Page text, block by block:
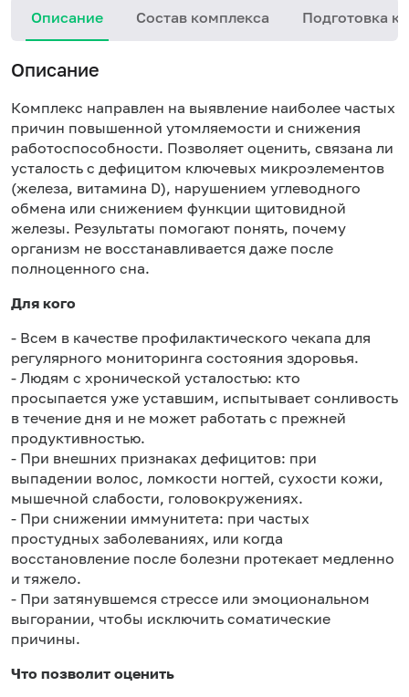
Описание Состав комплекса Подготовка к
Описание
Комплекс направлен на выявление наиболее частых
причин повышенной утомляемости и снижения
работоспособности. Позволяет оценить, связана ли
усталость с дефицитом ключевых микроэлементов
(железа, витамина D), нарушением углеводного
обмена или снижением функции щитовидной
железы. Результаты помогают понять, почему
организм не восстанавливается даже после
полноценного сна.
Для кого
- Всем в качестве профилактического чекапа для
регулярного мониторинга состояния здоровья.
- Людям с хронической усталостью: кто
просыпается уже уставшим, испытывает сонливость
в течение дня и не может работать с прежней
продуктивностью.
- При внешних признаках дефицитов: при
выпадении волос, ломкости ногтей, сухости кожи,
мышечной слабости, головокружениях.
- При снижении иммунитета: при частых
простудных заболеваниях, или когда
восстановление после болезни протекает медленно
и тяжело.
- При затянувшемся стрессе или эмоциональном
выгорании, чтобы исключить соматические
причины.
Что позволит оценить